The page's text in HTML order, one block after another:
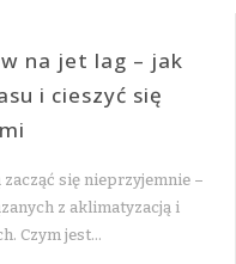
na jet lag – jak
i cieszyć się
się nieprzyjemnie –
z aklimatyzacją i
Czym jest…